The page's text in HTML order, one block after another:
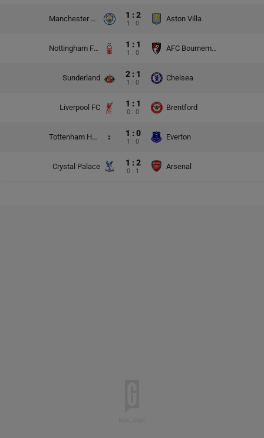
Manchester City 1 : 2
1 : 0
Aston Villa
Nottingham Forest 1 : 1
1 : 0
AFC Bournemouth
Sunderland 2 : 1
1 : 0
Chelsea
Liverpool FC 1 : 1
0 : 0
Brentford
Tottenham Hotspur 1 : 0
1 : 0
Everton
Crystal Palace 1 : 2
0 : 1
Arsenal